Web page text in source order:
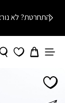
התחרטת? לא נורא!